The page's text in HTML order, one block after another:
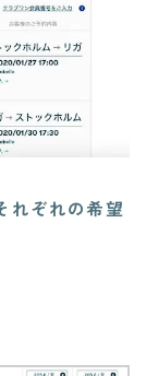
れぞれの希望